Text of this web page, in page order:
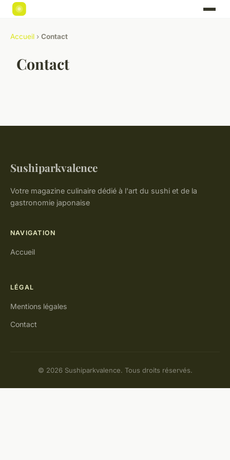
Accueil › Contact
Contact
Sushiparkvalence
Votre magazine culinaire dédié à l'art du sushi et de la
gastronomie japonaise
NAVIGATION
Accueil
LÉGAL
Mentions légales
Contact
© 2026 Sushiparkvalence. Tous droits réservés.